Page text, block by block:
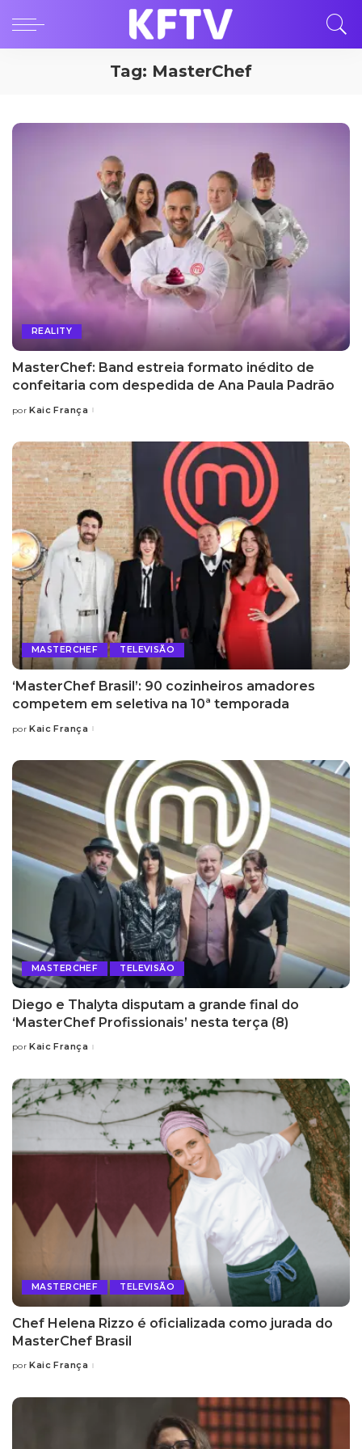
Tag: MasterChef
REALITY
MasterChef: Band estreia formato inédito de
confeitaria com despedida de Ana Paula Padrão
Posted
por Kaic França
MASTERCHEF TELEVISÃO
‘MasterChef Brasil’: 90 cozinheiros amadores
competem em seletiva na 10ª temporada
Posted
por Kaic França
MASTERCHEF TELEVISÃO
Diego e Thalyta disputam a grande final do
‘MasterChef Profissionais’ nesta terça (8)
Posted
por Kaic França
MASTERCHEF TELEVISÃO
Chef Helena Rizzo é oficializada como jurada do
MasterChef Brasil
Posted
por Kaic França